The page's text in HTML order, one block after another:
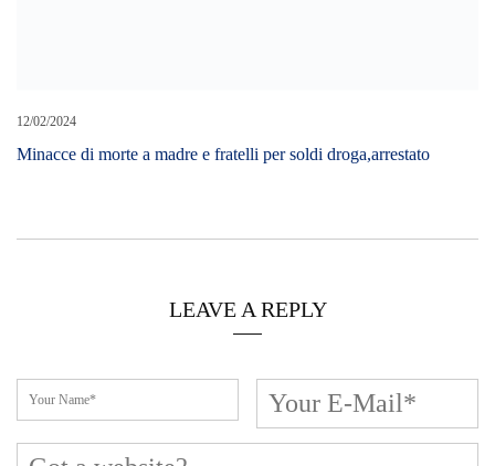
12/02/2024
Minacce di morte a madre e fratelli per soldi droga,arrestato
LEAVE A REPLY